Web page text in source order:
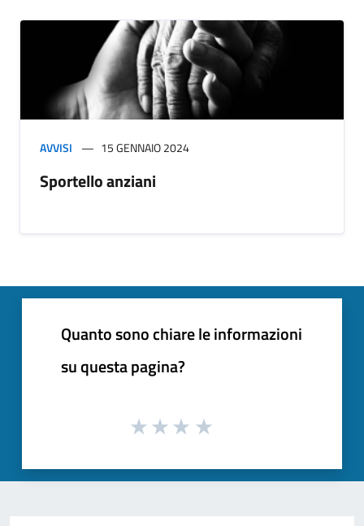
AVVISI 15 GENNAIO 2024
Sportello anziani
Quanto sono chiare le informazioni
su questa pagina?